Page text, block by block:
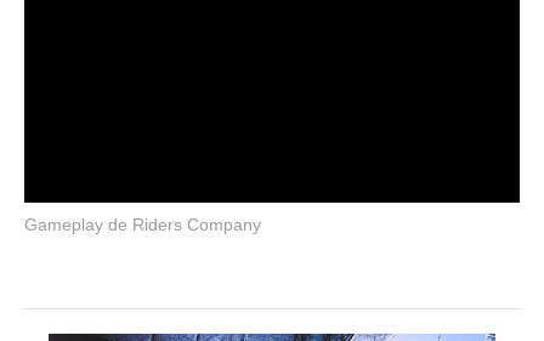
Gameplay de Riders Company